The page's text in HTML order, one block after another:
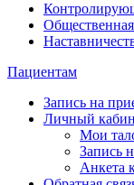
Общественная
Пациентам
Запись на
Личный
Мои
Запись
Анкета